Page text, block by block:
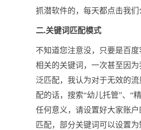
抓潜软件的，每天都点击我
二.关键词匹配模式
不知道您注意没，只要是百
相关的关键词，一次甚至因
泛匹配，我认为对于无效的
配的话，搜索“幼儿托管”、“
任何意义，请设置好大家账
匹配，部分关键词可以设置为